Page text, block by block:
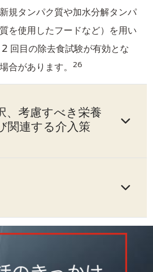
新規タンパク質や加水分解タンパ
を使用したフードなど）を用い
2 回目の除去食試験が有効とな
合があります。
26
、考慮すべき​栄養
関連する介入策